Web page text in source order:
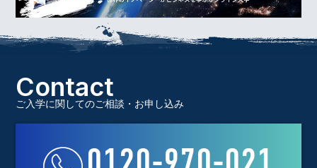
Contact
ご入学に関してのご相談・お申し込み